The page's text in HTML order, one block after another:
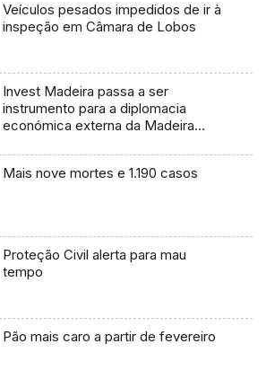
Veículos pesados impedidos de ir à
inspeção em Câmara de Lobos
Invest Madeira passa a ser
instrumento para a diplomacia
económica externa da Madeira
Mais nove mortes e 1.190 casos
Proteção Civil alerta para mau
tempo
Pão mais caro a partir de fevereiro